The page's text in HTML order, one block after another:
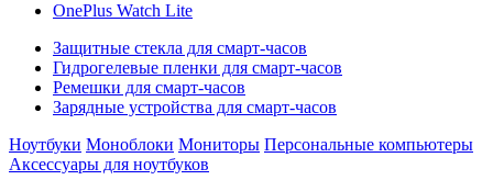
OnePlus Watch Lite
Защитные стекла для смарт-часов
Гидрогелевые пленки для смарт-часов
Ремешки для смарт-часов
Зарядные устройства для смарт-часов
Ноутбуки Моноблоки Мониторы Персональные компьютеры
Аксессуары для ноутбуков